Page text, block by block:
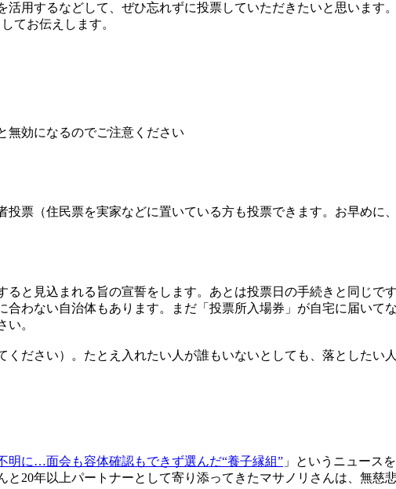
用するなどして、ぜひ忘れずに投票していただきたいと思います。
てお伝えします。
無効になるのでご注意ください
票（住民票を実家などに置いている方も投票できます。お早めに
と見込まれる旨の宣誓をします。あとは投票日の手続きと同じです
わない自治体もあります。まだ「投票所入場券」が自宅に届いて
い。
ください）。たとえ入れたい人が誰もいないとしても、落としたい
明に…面会も容体確認もできず選んだ“養子縁組” 」というニュース
20年以上パートナーとして寄り添ってきたマサノリさんは、無慈